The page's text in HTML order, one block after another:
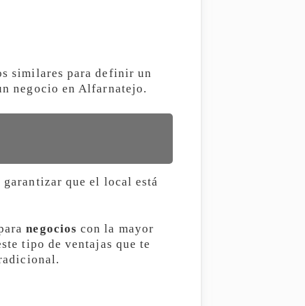
similares para definir un
negocio en Alfarnatejo.
que el local está
negocios con la mayor
tipo de ventajas que te